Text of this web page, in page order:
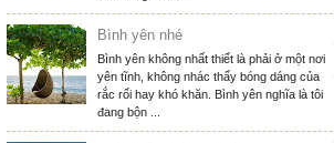
Bình yên nhé
Bình yên không nhất thiết là phải ở một nơi
yên tĩnh, không nhác thấy bóng dáng của
rắc rối hay khó khăn. Bình yên nghĩa là tôi
đang bộn ...